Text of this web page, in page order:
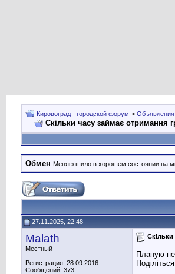
Кировоград - городской форум >
Скільки часу займає отримання
Обмен Меняю шило в хорошем состоянии на
27.11.2025, 22:48
Malath
Местный
Регистрация: 28.09.2016
Сообщений: 373
Планую